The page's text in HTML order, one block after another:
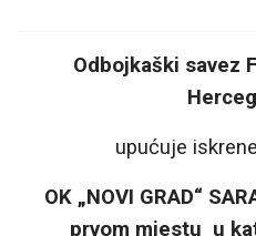
Odbojkaški savez
upućuje
OK „NOVI GRAD“
prvom mjestu u